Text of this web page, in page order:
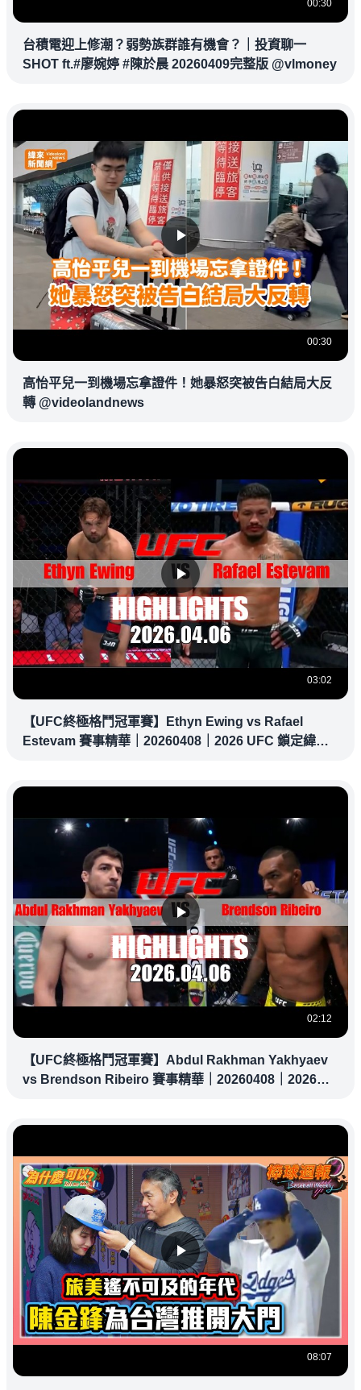
00:30
台積電迎上修潮？弱勢族群誰有機會？｜投資聊一
SHOT ft.#廖婉婷 #陳於晨 20260409完整版 @vlmoney
00:30
高怡平兒一到機場忘拿證件！她暴怒突被告白結局大反
轉 @videolandnews
03:02
【UFC終極格鬥冠軍賽】Ethyn Ewing vs Rafael
Estevam 賽事精華｜20260408｜2026 UFC 鎖定緯
02:12
【UFC終極格鬥冠軍賽】Abdul Rakhman Yakhyaev
vs Brendson Ribeiro 賽事精華｜20260408｜2026
08:07